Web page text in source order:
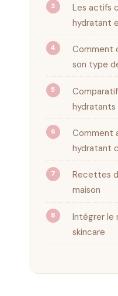
Les actifs
hydratant
Comment
son type
hydratants
Comment
hydratant
Recettes
maison
Intégrer le
skincare